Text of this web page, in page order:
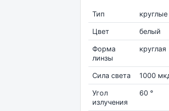
Тип круглые
Цвет белый
Форма
линзы
круглая
Сила света 1000
Угол
излучения
60 °